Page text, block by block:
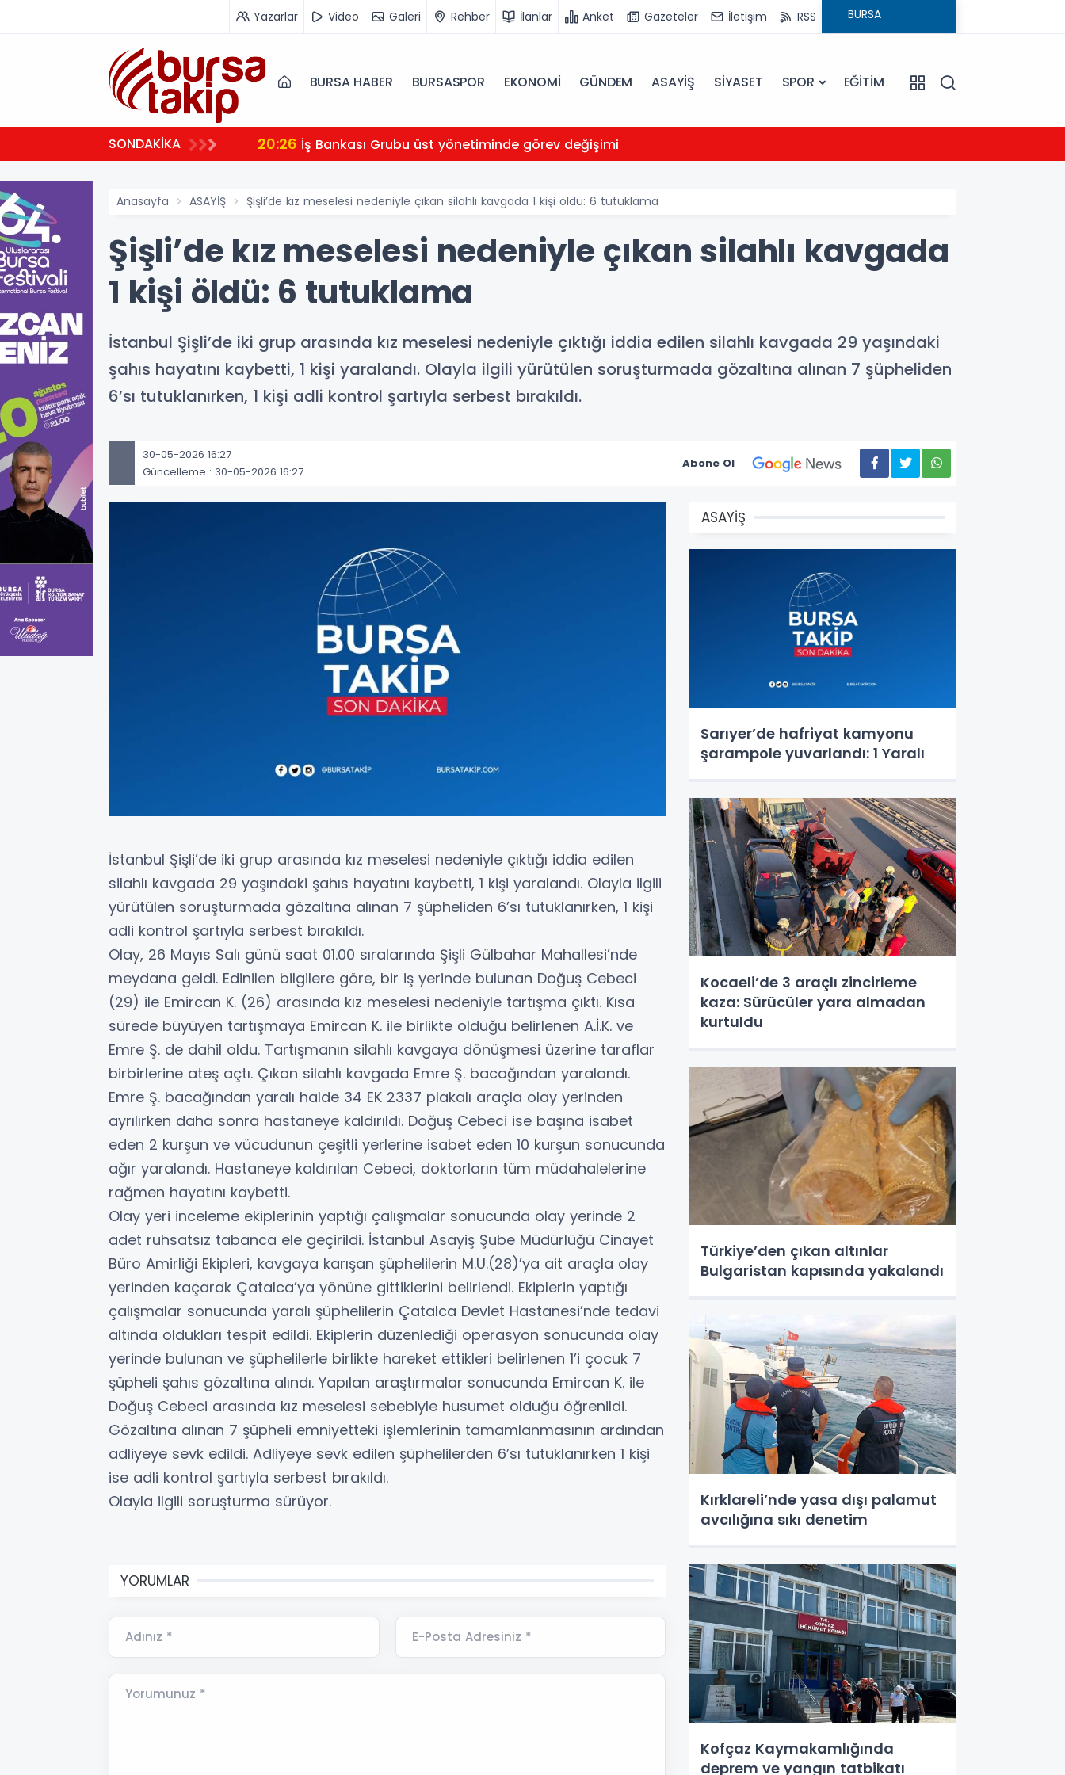
Yazarlar Video Galeri Rehber İlanlar Anket Gazeteler İletişim RSS
BURSA HABER BURSASPOR EKONOMİ GÜNDEM ASAYİŞ SİYASET SPOR EĞİTİM
SONDAKİKA 20:26 İş Bankası Grubu üst yönetiminde görev değişimi
Anasayfa ASAYİŞ Şişli’de kız meselesi nedeniyle çıkan silahlı kavgada 1 kişi öldü: 6 tutuklama
Şişli’de kız meselesi nedeniyle çıkan silahlı kavgada
1 kişi öldü: 6 tutuklama
İstanbul Şişli’de iki grup arasında kız meselesi nedeniyle çıktığı iddia edilen silahlı kavgada 29 yaşındaki
şahıs hayatını kaybetti, 1 kişi yaralandı. Olayla ilgili yürütülen soruşturmada gözaltına alınan 7 şüpheliden
6’sı tutuklanırken, 1 kişi adli kontrol şartıyla serbest bırakıldı.
30-05-2026 16:27
Güncelleme : 30-05-2026 16:27
Abone Ol
İstanbul Şişli’de iki grup arasında kız meselesi nedeniyle çıktığı iddia edilen
silahlı kavgada 29 yaşındaki şahıs hayatını kaybetti, 1 kişi yaralandı. Olayla ilgili
yürütülen soruşturmada gözaltına alınan 7 şüpheliden 6’sı tutuklanırken, 1 kişi
adli kontrol şartıyla serbest bırakıldı.
Olay, 26 Mayıs Salı günü saat 01.00 sıralarında Şişli Gülbahar Mahallesi’nde
meydana geldi. Edinilen bilgilere göre, bir iş yerinde bulunan Doğuş Cebeci
(29) ile Emircan K. (26) arasında kız meselesi nedeniyle tartışma çıktı. Kısa
sürede büyüyen tartışmaya Emircan K. ile birlikte olduğu belirlenen A.İ.K. ve
Emre Ş. de dahil oldu. Tartışmanın silahlı kavgaya dönüşmesi üzerine taraflar
birbirlerine ateş açtı. Çıkan silahlı kavgada Emre Ş. bacağından yaralandı.
Emre Ş. bacağından yaralı halde 34 EK 2337 plakalı araçla olay yerinden
ayrılırken daha sonra hastaneye kaldırıldı. Doğuş Cebeci ise başına isabet
eden 2 kurşun ve vücudunun çeşitli yerlerine isabet eden 10 kurşun sonucunda
ağır yaralandı. Hastaneye kaldırılan Cebeci, doktorların tüm müdahalelerine
rağmen hayatını kaybetti.
Olay yeri inceleme ekiplerinin yaptığı çalışmalar sonucunda olay yerinde 2
adet ruhsatsız tabanca ele geçirildi. İstanbul Asayiş Şube Müdürlüğü Cinayet
Büro Amirliği Ekipleri, kavgaya karışan şüphelilerin M.U.(28)’ya ait araçla olay
yerinden kaçarak Çatalca’ya yönüne gittiklerini belirlendi. Ekiplerin yaptığı
çalışmalar sonucunda yaralı şüphelilerin Çatalca Devlet Hastanesi’nde tedavi
altında oldukları tespit edildi. Ekiplerin düzenlediği operasyon sonucunda olay
yerinde bulunan ve şüphelilerle birlikte hareket ettikleri belirlenen 1’i çocuk 7
şüpheli şahıs gözaltına alındı. Yapılan araştırmalar sonucunda Emircan K. ile
Doğuş Cebeci arasında kız meselesi sebebiyle husumet olduğu öğrenildi.
Gözaltına alınan 7 şüpheli emniyetteki işlemlerinin tamamlanmasının ardından
adliyeye sevk edildi. Adliyeye sevk edilen şüphelilerden 6’sı tutuklanırken 1 kişi
ise adli kontrol şartıyla serbest bırakıldı.
Olayla ilgili soruşturma sürüyor.
YORUMLAR
Adınız * E-Posta Adresiniz *
Yorumunuz *
ASAYİŞ
Sarıyer’de hafriyat kamyonu
şarampole yuvarlandı: 1 Yaralı
Kocaeli’de 3 araçlı zincirleme
kaza: Sürücüler yara almadan
kurtuldu
Türkiye’den çıkan altınlar
Bulgaristan kapısında yakalandı
Kırklareli’nde yasa dışı palamut
avcılığına sıkı denetim
Kofçaz Kaymakamlığında
deprem ve yangın tatbikatı